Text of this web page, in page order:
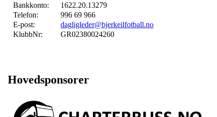
Bankkonto:
1622.20.13279
Telefon:
996 69 966
E-post:
dagligleder@bjerkeilfotball.no
KlubbNr:
GR02380024260
Hovedsponsorer